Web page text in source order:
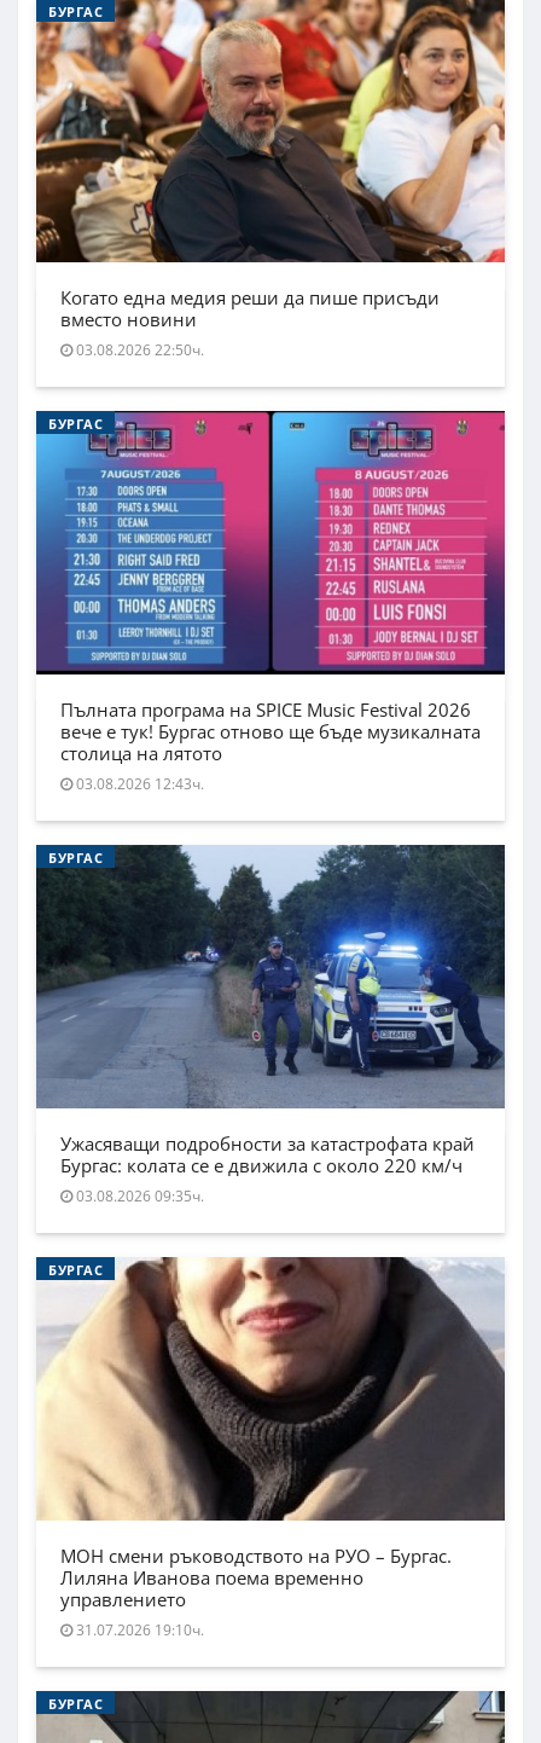
БУРГАС
Когато една медия реши да пише присъди
вместо новини
03.08.2026 22:50ч.
БУРГАС
Пълната програма на SPICE Music Festival 2026
вече е тук! Бургас отново ще бъде музикалната
столица на лятото
03.08.2026 12:43ч.
БУРГАС
Ужасяващи подробности за катастрофата край
Бургас: колата се е движила с около 220 км/ч
03.08.2026 09:35ч.
БУРГАС
МОН смени ръководството на РУО – Бургас.
Лиляна Иванова поема временно
управлението
31.07.2026 19:10ч.
БУРГАС